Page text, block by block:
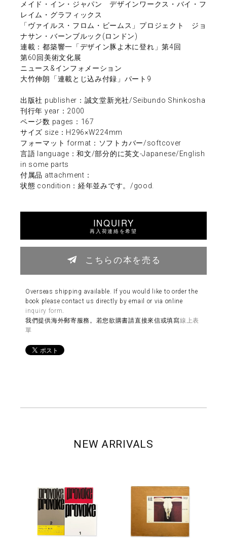
メイド・イン・ジャパン デザインワークス・バイ・フ
レイム・グラフィックス
「ヴァイルス・フロム・ビームス」プロジェクト ジョ
ナサン・バーンブルック(ロンドン)
連載：都築響一「デザイン豚よ木に登れ」第4回
第60回美術文化展
ニュース&インフォメーション
大竹伸朗「連載とじ込み付録」パート9
出版社 publisher：誠文堂新光社/Seibundo Shinkosha
刊行年 year：2000
ページ数 pages：167
サイズ size：H296×W224mm
フォーマット format：ソフトカバー/softcover
言語 language：和文/部分的に英文-Japanese/English
in some parts
付属品 attachment：
状態 condition：経年並みです。/good.
INQUIRY
再入荷連絡を希望
こちらの本を売る
Overseas shipping available. If you would like to order the
book please contact us directly by email or via online
inquiry form
我們提供海外郵寄服務。若您欲購書請直接來信或填寫線上表
單
NEW ARRIVALS